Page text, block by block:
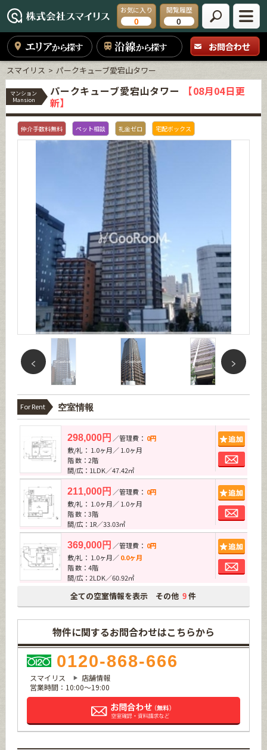
お気に入り
0
閲覧履歴
0
エリアから探す 沿線から探す お問合わせ
スマイリス パークキューブ愛宕山タワー
マンション
Mansion
パークキューブ愛宕山タワー
【08月04日更
新】
仲介手数料無料 ペット相談 礼金ゼロ 宅配ボックス
For Rent 空室情報
298,000円 ／管理費： 0円
敷/礼： 1.0ヶ月／ 1.0ヶ月
階 数：2階
間/広：1LDK／47.42㎡
211,000円 ／管理費： 0円
敷/礼： 1.0ヶ月／ 1.0ヶ月
階 数：3階
間/広：1R／33.03㎡
369,000円 ／管理費： 0円
敷/礼： 1.0ヶ月／0.0ヶ月
階 数：4階
間/広：2LDK／60.92㎡
全ての空室情報を表示 その他 9 件
物件に関するお問合わせはこちらから
0120-868-666
スマイリス
店舗情報
営業時間：10:00～19:00